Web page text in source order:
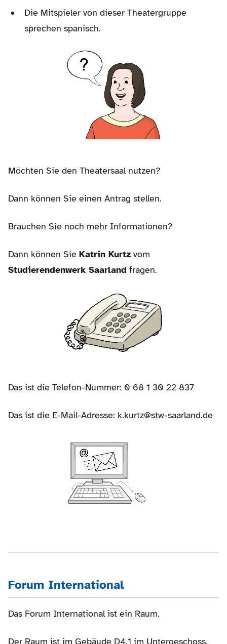
Die Mitspieler von dieser Theatergruppe
sprechen spanisch.
Möchten Sie den Theatersaal nutzen?
Dann können Sie einen Antrag stellen.
Brauchen Sie noch mehr Informationen?
Dann können Sie Katrin Kurtz vom
Studierendenwerk Saarland fragen.
Das ist die Telefon-Nummer: 0 68 1 30 22 837
Das ist die E-Mail-Adresse: k.kurtz@stw-saarland.de
Forum International
Das Forum International ist ein Raum.
Der Raum ist im Gebäude D4.1 im Untergeschoss.